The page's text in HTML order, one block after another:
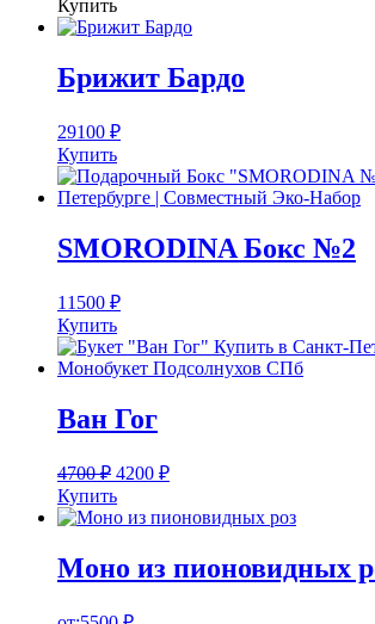
Купить
Брижит Бардо
29100 ₽
Купить
SMORODINA Бокс №2
11500 ₽
Купить
Ван Гог
4700₽ 4200 ₽
Купить
Моно из пионовидных